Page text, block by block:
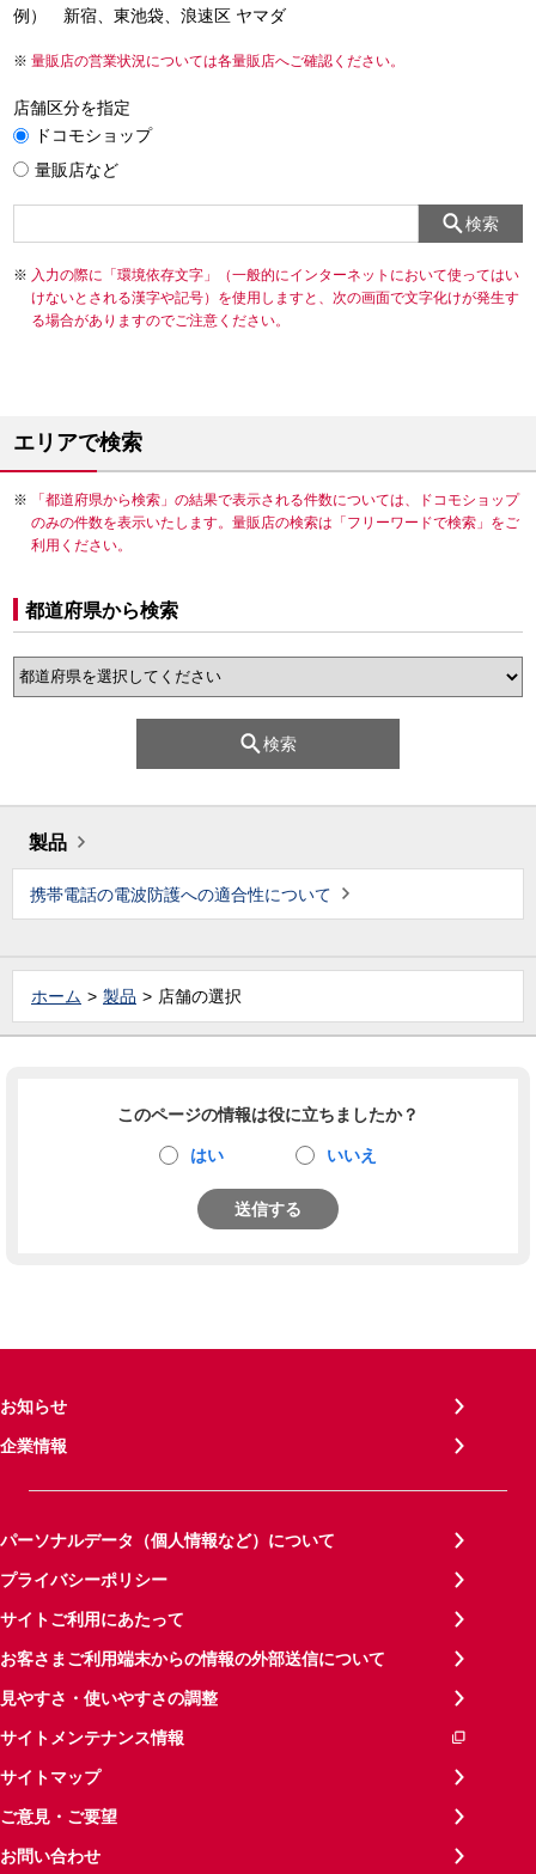
例） 新宿、東池袋、浪速区 ヤマダ
量販店の営業状況については各量販店へご確認ください。
店舗区分を指定
ドコモショップ
量販店など
検索
入力の際に「環境依存文字」（一般的にインターネットにおいて使ってはい
けないとされる漢字や記号）を使用しますと、次の画面で文字化けが発生す
る場合がありますのでご注意ください。
エリアで検索
「都道府県から検索」の結果で表示される件数については、ドコモショップ
のみの件数を表示いたします。量販店の検索は「フリーワードで検索」をご
利用ください。
都道府県から検索
検索
製品
携帯電話の電波防護への適合性について
ホーム 製品 店舗の選択
このページの情報は役に立ちましたか？
はい いいえ
送信する
お知らせ
企業情報
パーソナルデータ（個人情報など）について
プライバシーポリシー
サイトご利用にあたって
お客さまご利用端末からの情報の外部送信について
見やすさ・使いやすさの調整
サイトメンテナンス情報
サイトマップ
ご意見・ご要望
お問い合わせ